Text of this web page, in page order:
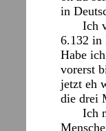
in
Ich
6.132 in
Habe
vorerst
jetzt eh
die drei
Ich